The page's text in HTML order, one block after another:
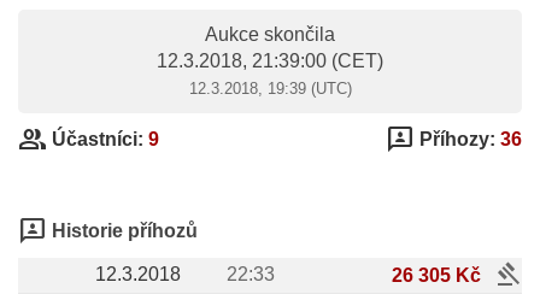
Aukce skončila
12.3.2018, 21:39:00 (CET)
12.3.2018, 19:39 (UTC)
group Účastníci: 9 3p Příhozy: 36
3p Historie příhozů
12.3.2018 22:33 26 305 Kč gavel